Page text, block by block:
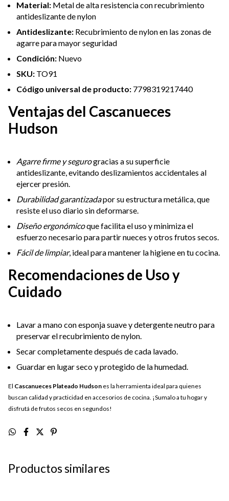
Material: Metal de alta resistencia con recubrimiento
antideslizante de nylon
Antideslizante: Recubrimiento de nylon en las zonas de
agarre para mayor seguridad
Condición: Nuevo
SKU: TO91
Código universal de producto: 7798319217440
Ventajas del Cascanueces
Hudson
Agarre firme y segurogracias a su superficie
antideslizante, evitando deslizamientos accidentales al
ejercer presión.
Durabilidad garantizadapor su estructura metálica, que
resiste el uso diario sin deformarse.
Diseño ergonómicoque facilita el uso y minimiza el
esfuerzo necesario para partir nueces y otros frutos secos.
Fácil de limpiar, ideal para mantener la higiene en tu cocina.
Recomendaciones de Uso y
Cuidado
Lavar a mano con esponja suave y detergente neutro para
preservar el recubrimiento de nylon.
Secar completamente después de cada lavado.
Guardar en lugar seco y protegido de la humedad.
El Cascanueces Plateado Hudson es la herramienta ideal para quienes
buscan calidad y practicidad en accesorios de cocina. ¡Sumalo a tu hogar y
disfrutá de frutos secos en segundos!
Productos similares